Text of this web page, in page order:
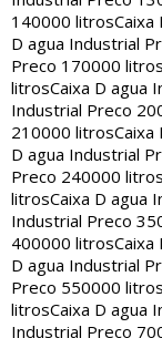
140000 litros
D agua Industrial
Preco 170000 litros
litrosCaixa D agua
Industrial Preco
210000 litros
D agua Industrial
Preco 240000 litros
litrosCaixa D agua
Industrial Preco
400000 litros
D agua Industrial
Preco 550000 litros
litrosCaixa D agua
Industrial Preco